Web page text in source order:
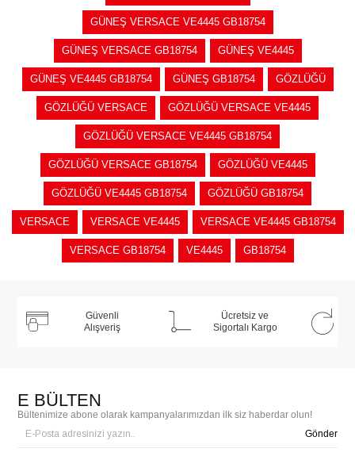
GÜNEŞ VERSACE VE4445 GB18754
GÜNEŞ VERSACE GB18754 GÜNEŞ VE4445
GÜNEŞ VE4445 GB18754 GÜNEŞ GB18754 GÖZLÜĞÜ
GÖZLÜĞÜ VERSACE GÖZLÜĞÜ VERSACE VE4445
GÖZLÜĞÜ VERSACE VE4445 GB18754
GÖZLÜĞÜ VERSACE GB18754 GÖZLÜĞÜ VE4445
GÖZLÜĞÜ VE4445 GB18754 GÖZLÜĞÜ GB18754
VERSACE VERSACE VE4445 VERSACE VE4445 GB18754
VERSACE GB18754 VE4445 GB18754
Güvenli
Alışveriş
Ücretsiz ve
Sigortalı Kargo
E BÜLTEN
Bültenimize abone olarak kampanyalarımızdan ilk siz haberdar olun!
Gönder